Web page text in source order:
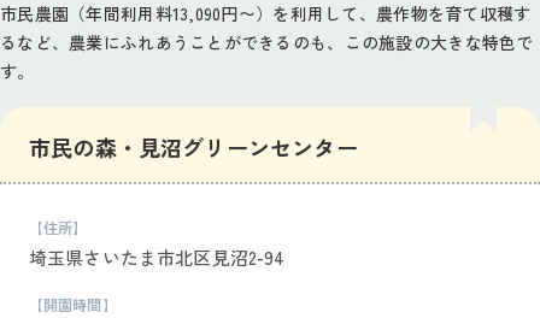
市民農園（年間利用料13,090円〜）を利用して、農作物を育て収穫す
るなど、農業にふれあうことができるのも、この施設の大きな特色で
す。
市民の森・見沼グリーンセンター
【住所】
埼玉県さいたま市北区見沼2-94
【開園時間】